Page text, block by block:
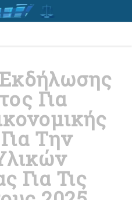
Για
Την
Για Τις